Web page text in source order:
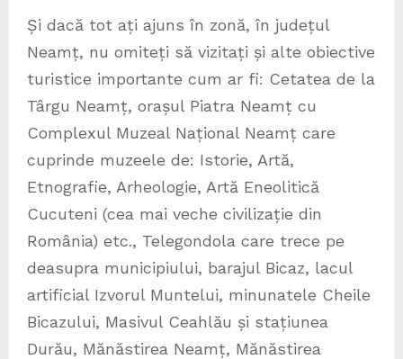
Și dacă tot ați ajuns în zonă, în județul
Neamț, nu omiteți să vizitați și alte obiective
turistice importante cum ar fi: Cetatea de la
Târgu Neamț, orașul Piatra Neamț cu
Complexul Muzeal Național Neamț care
cuprinde muzeele de: Istorie, Artă,
Etnografie, Arheologie, Artă Eneolitică
Cucuteni (cea mai veche civilizație din
România) etc., Telegondola care trece pe
deasupra municipiului, barajul Bicaz, lacul
artificial Izvorul Muntelui, minunatele Cheile
Bicazului, Masivul Ceahlău și stațiunea
Durău, Mănăstirea Neamț, Mănăstirea